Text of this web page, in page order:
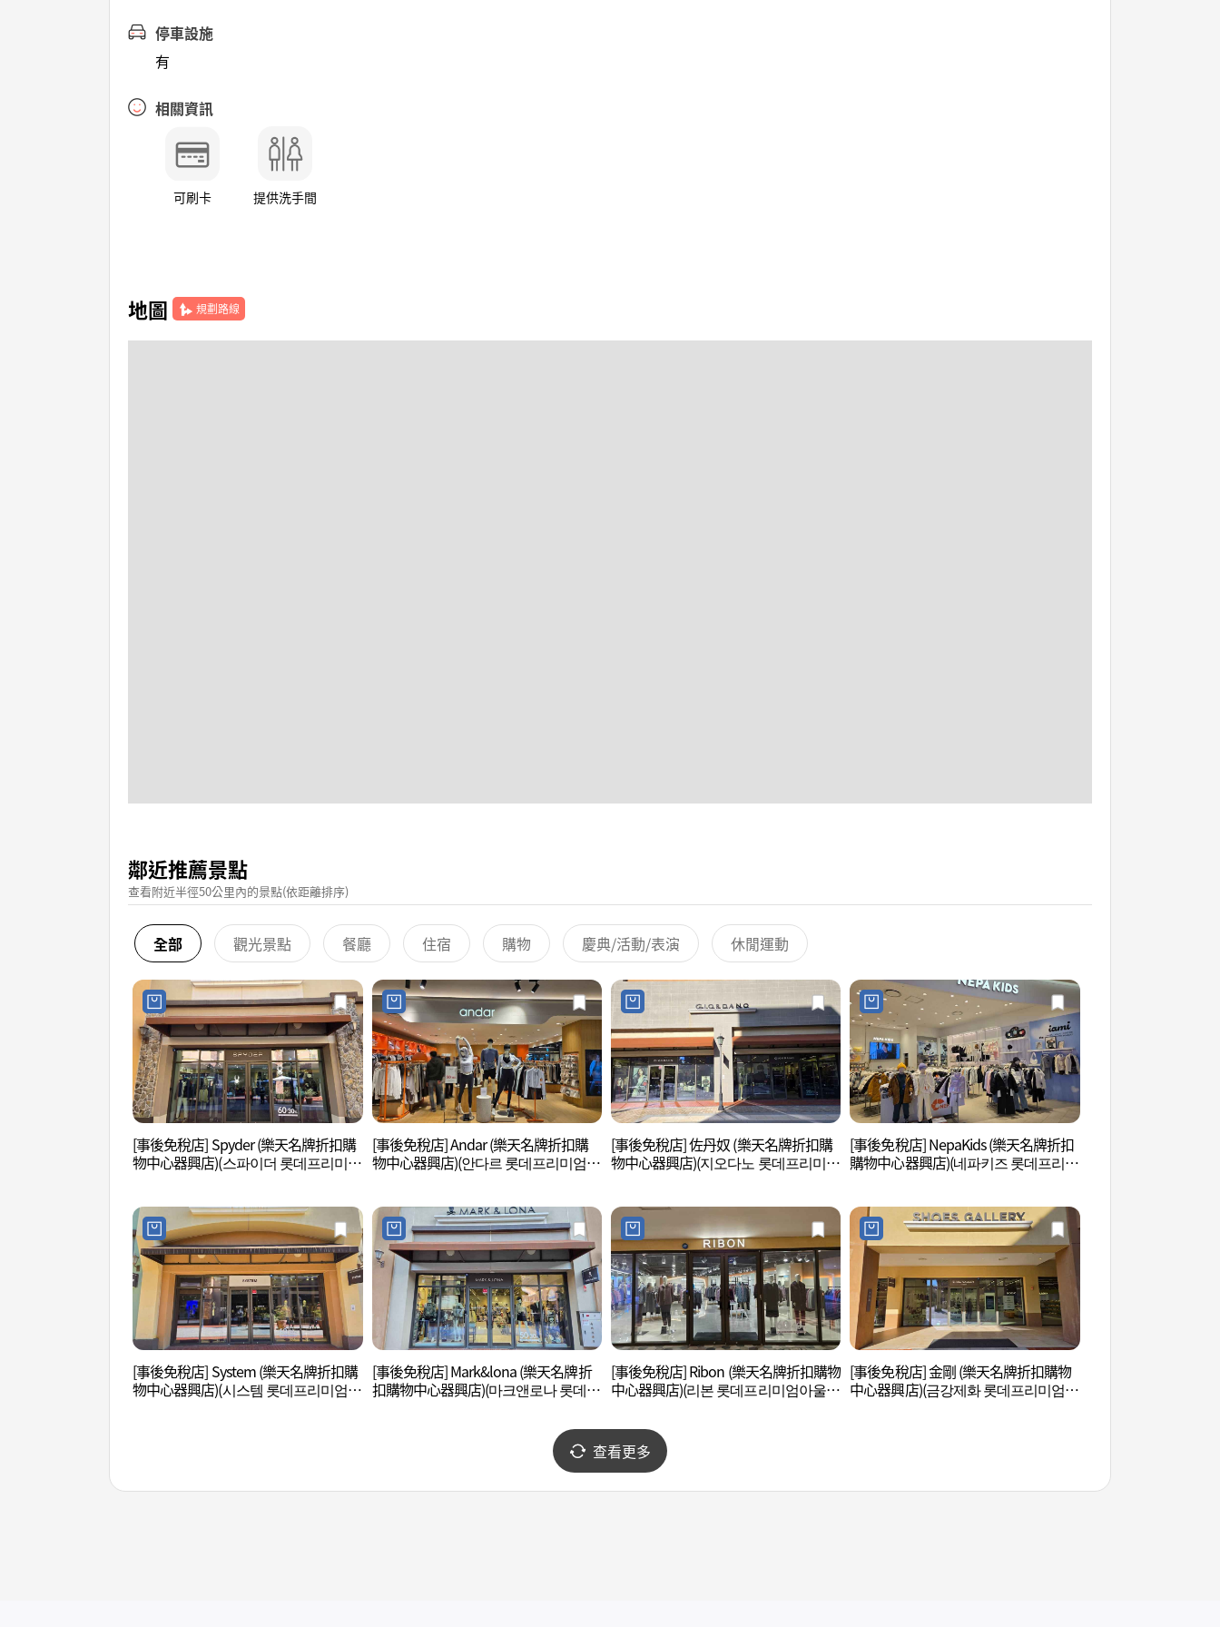
停車設施
有
相關資訊
可刷卡 提供洗手間
地圖 規劃路線
鄰近推薦景點
查看附近半徑50公里內的景點(依距離排序)
全部 觀光景點 餐廳 住宿 購物 慶典/活動/表演 休閒運動
[事後免稅店] Spyder (樂天名牌折扣購
物中心器興店)(스파이더 롯데프리미엄
[事後免稅店] Andar (樂天名牌折扣購
物中心器興店)(안다르 롯데프리미엄아
[事後免稅店] 佐丹奴 (樂天名牌折扣購
物中心器興店)(지오다노 롯데프리미엄
[事後免稅店] NepaKids (樂天名牌折扣
購物中心器興店)(네파키즈 롯데프리미
[事後免稅店] System (樂天名牌折扣購
物中心器興店)(시스템 롯데프리미엄아
[事後免稅店] Mark&lona (樂天名牌折
扣購物中心器興店)(마크앤로나 롯데프
[事後免稅店] Ribon (樂天名牌折扣購物
中心器興店)(리본 롯데프리미엄아울렛
[事後免稅店] 金剛 (樂天名牌折扣購物
中心器興店)(금강제화 롯데프리미엄아
查看更多